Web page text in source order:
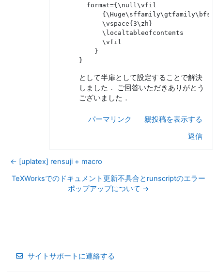
  format={\null\vfil
      \vspace{3\zh}
      \localtableofcontents
      \vfil
    }
として半扉として設定することで解決
しました． ご回答いただきありがとう
ございました．
パーマリンク
親投稿を表示する
返信
← [uplatex] rensuji + macro
TeXWorksでのドキュメント更新不具合とrunscriptのエラー
ポップアップについて →
サイトサポートに連絡する